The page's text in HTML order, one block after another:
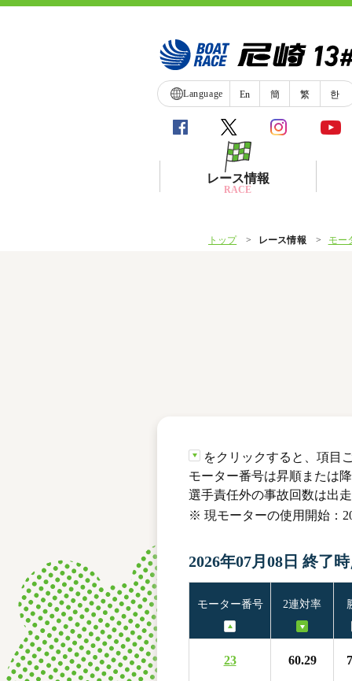
Language En 簡 繁 한
レース情報
RACE
トップ レース情報 モー
をクリックすると、項目
モーター番号は昇順または
選手責任外の事故回数は出
※ 現モーターの使用開始：
2026年07月08日 終了
モーター番号 2連対率
23 60.29